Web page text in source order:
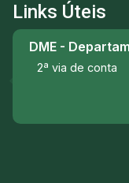
Links Úteis
DME -
2ª via de conta